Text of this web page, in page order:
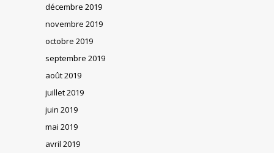
décembre 2019
novembre 2019
octobre 2019
septembre 2019
août 2019
juillet 2019
juin 2019
mai 2019
avril 2019